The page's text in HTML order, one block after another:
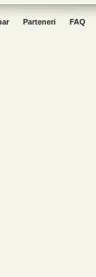
Parteneri FAQ